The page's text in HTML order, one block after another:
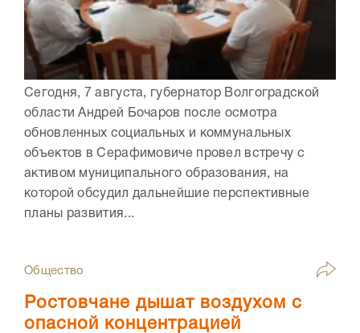
Сегодня, 7 августа, губернатор Волгоградской
области Андрей Бочаров после осмотра
обновленных социальных и коммунальных
объектов в Серафимовиче провел встречу с
активом муниципального образования, на
которой обсудил дальнейшие перспективные
планы развития...
Общество
Ростовчане дышат воздухом с
опасной концентрацией